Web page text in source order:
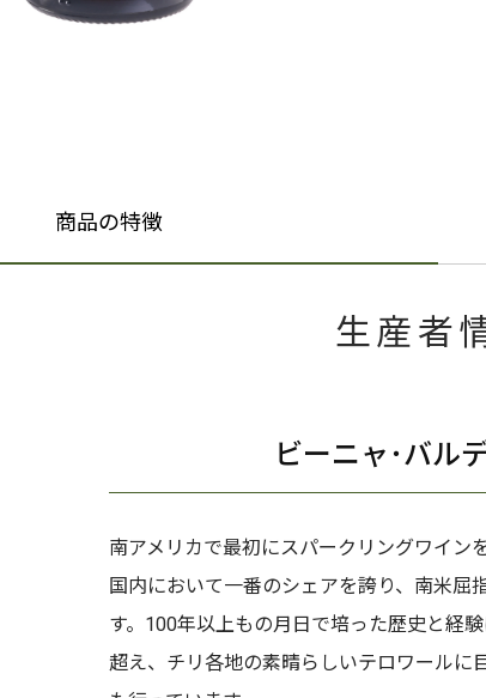
商品の特徴
生産者
ビーニャ･バル
南アメリカで最初にスパークリングワイン
国内において一番のシェアを誇り、南米屈
す。100年以上もの月日で培った歴史と経
超え、チリ各地の素晴らしいテロワールに